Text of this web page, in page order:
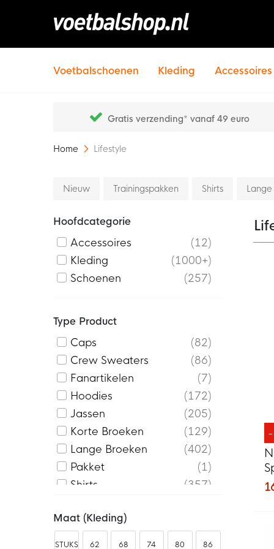
Voetbalschoenen Kleding Accessoires
Gratis verzending* vanaf 49 euro
Home Lifestyle
Nieuw Trainingspakken Shirts
Hoofdcategorie
Accessoires
12
Kleding
1000+
Schoenen
257
Type Product
Caps
82
Crew Sweaters
86
Fanartikelen
7
Hoodies
172
Jassen
205
Korte Broeken
129
Lange Broeken
402
Pakket
1
Shirts
357
Slippers
Maat (kleding)
STUKS 62 68 74 80 86